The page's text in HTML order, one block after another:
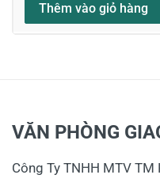
Thêm vào giỏ hàng
VĂN PHÒNG
Công Ty TNHH MTV TM